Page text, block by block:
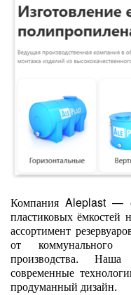
Компания Aleplast —
пластиковых
ассортимент
от коммунального
производства.
современные
продуманный дизайн.